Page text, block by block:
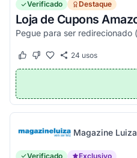
Verificado Destaque
Loja de Cupons
Este cupom funcionou
Este cupom não funcionou
24 usos
Magazine Luiza
Verificado Exclusivo